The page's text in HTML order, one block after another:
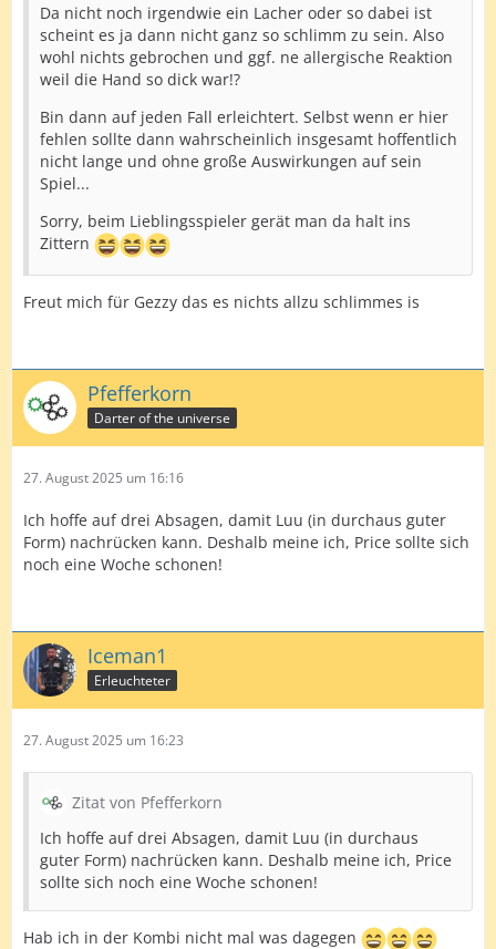
Da nicht noch irgendwie ein Lacher oder so dabei ist
scheint es ja dann nicht ganz so schlimm zu sein. Also
wohl nichts gebrochen und ggf. ne allergische Reaktion
weil die Hand so dick war!?
Bin dann auf jeden Fall erleichtert. Selbst wenn er hier
fehlen sollte dann wahrscheinlich insgesamt hoffentlich
nicht lange und ohne große Auswirkungen auf sein
Spiel...
Sorry, beim Lieblingsspieler gerät man da halt ins
Zittern
Freut mich für Gezzy das es nichts allzu schlimmes is
Pfefferkorn
Darter of the universe
27. August 2025 um 16:16
Ich hoffe auf drei Absagen, damit Luu (in durchaus guter
Form) nachrücken kann. Deshalb meine ich, Price sollte sich
noch eine Woche schonen!
Iceman1
Erleuchteter
27. August 2025 um 16:23
Zitat von Pfefferkorn
Ich hoffe auf drei Absagen, damit Luu (in durchaus
guter Form) nachrücken kann. Deshalb meine ich, Price
sollte sich noch eine Woche schonen!
Hab ich in der Kombi nicht mal was dagegen